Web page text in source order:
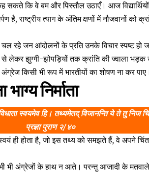
सकते कि वे बम और पिस्तौल उठाएँ। आज
है, राष्ट्रीय त्याग के अंतिम क्षणों में नौजवानों को
रहे जन आंदोलनों के प्रति उनके विचार स्पष्ट हो
लेकर झुग्गी-झोपड़ियों तक क्रांति की ज्वाला
किसी भी रूप में भारतीयों का शोषण ना कर पाए।
निर्माता
स्वयमेव हि। तथ्यमेतद् विजानन्ति ये ते तु निज
प्रज्ञा पुराण २/४०
स्वयं ही होता है, जो इस तथ्य को समझते हैं, वे अपने
भी अंग्रेजों के हाथ न आते। परन्तु आजादी के मतवाले